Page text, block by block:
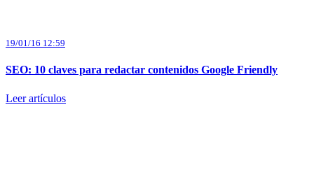
19/01/16 12:59
SEO: 10 claves para redactar contenidos Google Friendly
Leer artículos